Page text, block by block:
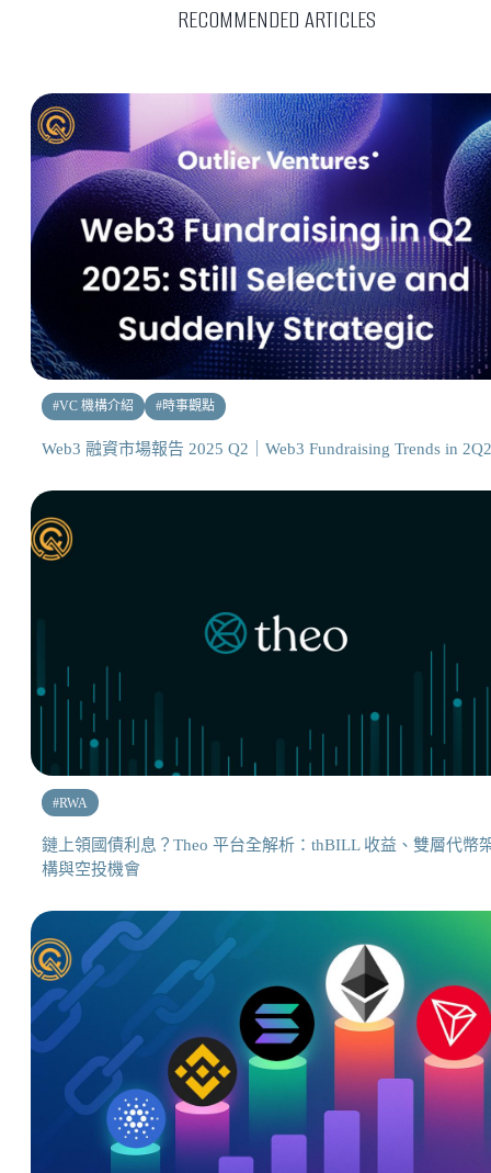
RECOMMENDED ARTICLES
#VC 機構介紹 #時事觀點
Web3 融資市場報告 2025 Q2｜Web3 Fundraising Trends in
#RWA
鏈上領國債利息？Theo 平台全解析：thBILL 收益、雙層代幣
構與空投機會